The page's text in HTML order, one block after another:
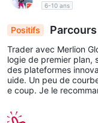
traders particuliers.
bas avec une petite
limite de trading, ce
expérimentés et à
Comment ouvrir
Pour ouvrir un compte
6-10 ans
Positifs
ion Global :
mpétitive,
Trader avec Merlion
logie de premier plan,
des plateformes
uide. Un peu de
e coup. Je le